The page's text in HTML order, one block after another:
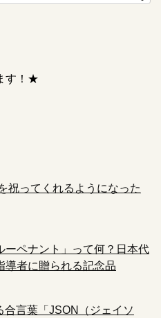
す！★
祝ってくれるようになった
ーペナント」って何？日本代
導者に贈られる記念品
合言葉「JSON（ジェイソ